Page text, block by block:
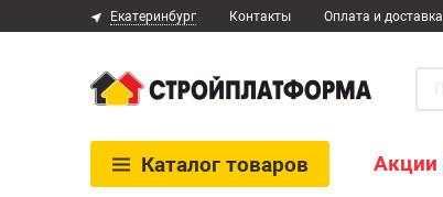
Екатеринбург Контакты Оплата и доставка
Каталог товаров Акции